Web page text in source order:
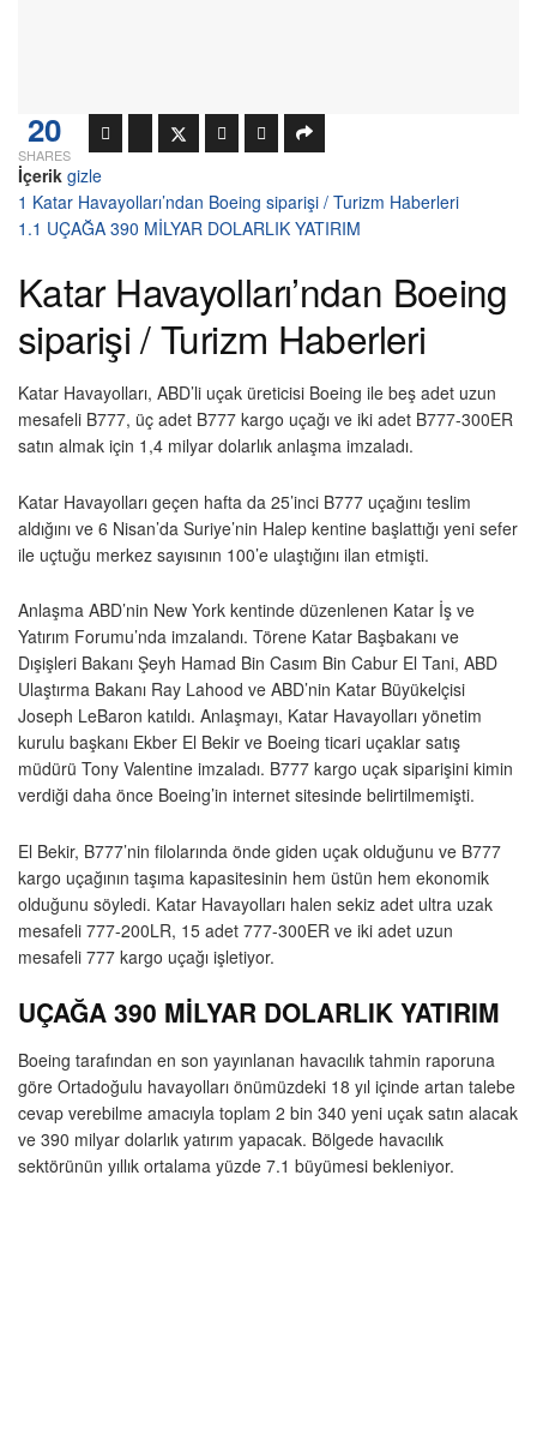
20
SHARES
İçerik gizle
1 Katar Havayolları’ndan Boeing siparişi / Turizm Haberleri
1.1 UÇAĞA 390 MİLYAR DOLARLIK YATIRIM
Katar Havayolları’ndan Boeing
siparişi / Turizm Haberleri
Katar Havayolları, ABD’li uçak üreticisi Boeing ile beş adet uzun
mesafeli B777, üç adet B777 kargo uçağı ve iki adet B777-300ER
satın almak için 1,4 milyar dolarlık anlaşma imzaladı.
Katar Havayolları geçen hafta da 25’inci B777 uçağını teslim
aldığını ve 6 Nisan’da Suriye’nin Halep kentine başlattığı yeni sefer
ile uçtuğu merkez sayısının 100’e ulaştığını ilan etmişti.
Anlaşma ABD’nin New York kentinde düzenlenen Katar İş ve
Yatırım Forumu’nda imzalandı. Törene Katar Başbakanı ve
Dışişleri Bakanı Şeyh Hamad Bin Casım Bin Cabur El Tani, ABD
Ulaştırma Bakanı Ray Lahood ve ABD’nin Katar Büyükelçisi
Joseph LeBaron katıldı. Anlaşmayı, Katar Havayolları yönetim
kurulu başkanı Ekber El Bekir ve Boeing ticari uçaklar satış
müdürü Tony Valentine imzaladı. B777 kargo uçak siparişini kimin
verdiği daha önce Boeing’in internet sitesinde belirtilmemişti.
El Bekir, B777’nin filolarında önde giden uçak olduğunu ve B777
kargo uçağının taşıma kapasitesinin hem üstün hem ekonomik
olduğunu söyledi. Katar Havayolları halen sekiz adet ultra uzak
mesafeli 777-200LR, 15 adet 777-300ER ve iki adet uzun
mesafeli 777 kargo uçağı işletiyor.
UÇAĞA 390 MİLYAR DOLARLIK YATIRIM
Boeing tarafından en son yayınlanan havacılık tahmin raporuna
göre Ortadoğulu havayolları önümüzdeki 18 yıl içinde artan talebe
cevap verebilme amacıyla toplam 2 bin 340 yeni uçak satın alacak
ve 390 milyar dolarlık yatırım yapacak. Bölgede havacılık
sektörünün yıllık ortalama yüzde 7.1 büyümesi bekleniyor.